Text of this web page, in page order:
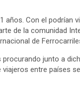
Con el podrían
de la comunidad
de
junto a
entre países